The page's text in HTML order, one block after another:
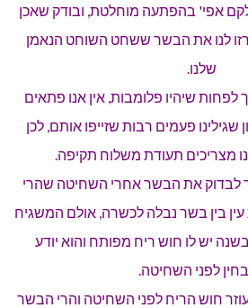
אפי' בהפתעה מוחלטת, ובודק שאכן
לנו את הבשר ששחט השוחט הנאמן
שלנו.
לפחות שיהיו פלומבות, אין אנו פתאים
שגילינו פעמים רבות שזייפו אותם, לכן
מצריכים תעודת משלוח תקיפה.
לבדוק את הבשר אחרי השחיטה שהרי
עין בין בשר נבלה לכשרה, אולם המשגיח
יש לו חוש ריח מפותח והוא יודע
לפני השחיטה.
חוש הריח לפני השחיטה והרי הבשר